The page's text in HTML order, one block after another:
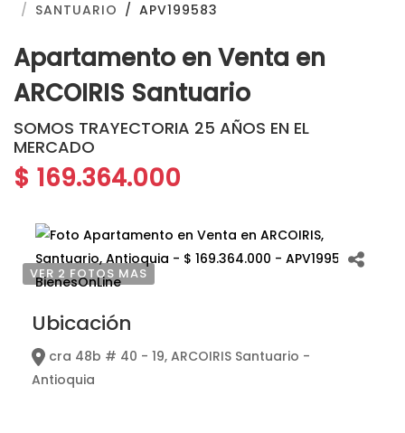
SANTUARIO
APV199583
Apartamento en Venta en
ARCOIRIS Santuario
SOMOS TRAYECTORIA 25 AÑOS EN EL
MERCADO
$ 169.364.000
VER 2 FOTOS MAS
Ubicación
cra 48b # 40 - 19, ARCOIRIS Santuario -
Antioquia